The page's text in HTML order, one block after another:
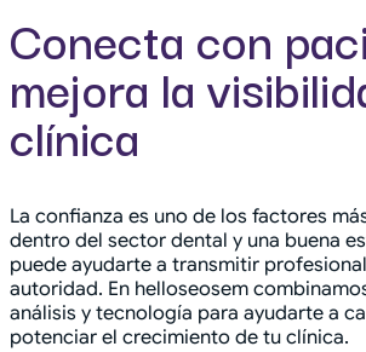
Conecta con
mejora la
clínica
La confianza es uno de los factores
dentro del sector dental y una buena
puede ayudarte a transmitir
autoridad. En helloseosem
análisis y tecnología para ayudarte a
potenciar el crecimiento de tu clínica.